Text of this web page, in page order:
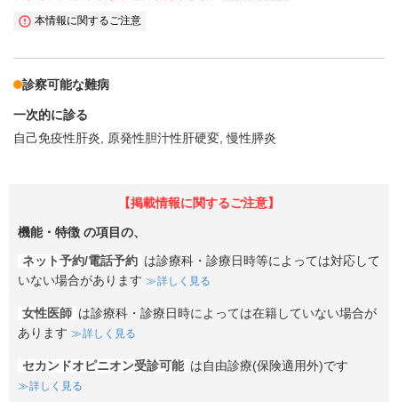
本情報に関するご注意
診察可能な難病
一次的に診る
自己免疫性肝炎
原発性胆汁性肝硬変 慢性膵炎
【掲載情報に関するご注意】
機能・特徴 の項目の、
ネット予約/電話予約 は診療科・診療日時等によっては対応して
いない場合があります
詳しく見る
女性医師 は診療科・診療日時によっては在籍していない場合が
あります
詳しく見る
セカンドオピニオン受診可能 は自由診療(保険適用外)です
詳しく見る